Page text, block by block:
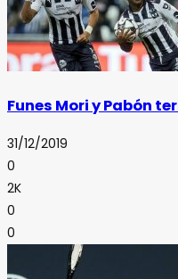
Funes Mori y Pabón
31/12/2019
0
2K
0
0